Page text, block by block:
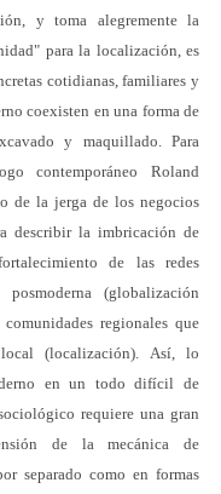
y toma alegremente la
para la localización, es
cotidianas, familiares y
coexisten en una forma de
y maquillado. Para
contemporáneo Roland
de la jerga de los negocios
describir la imbricación de
de las redes
(globalización
regionales que
(localización). Así, lo
en un todo difícil de
requiere una gran
de la mecánica de
separado como en formas